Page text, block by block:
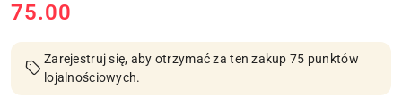
cena:
75.00
Zarejestruj się, aby otrzymać za ten zakup 75 punktów
lojalnościowych.